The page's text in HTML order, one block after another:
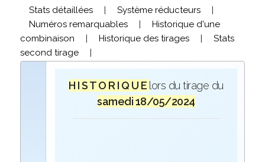
Stats détaillées | Système réducteurs
|
Numéros remarquables
|
Historique d'une
combinaison
| Historique des tirages |
Stats
second tirage
|
H I S T O R I Q U E lors du tirage du
samedi 18/05/2024